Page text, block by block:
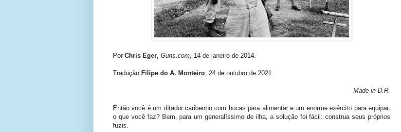
Por Chris Eger Guns.com , 14 de janeiro de 2014.
Tradução Filipe do A. Monteiro , 24 de outubro de 2021.
Made in D.R.
Então você é um ditador caribenho com bocas para alimentar e um enorme exército para equipar,
o que você faz? Bem, para um generalíssimo de ilha, a solução foi fácil: construa seus próprios
fuzis.